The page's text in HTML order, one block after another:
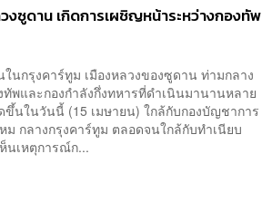
งซูดาน เกิดการเผชิญหน้าระหว่างกองทัพ
ในกรุงคาร์ทูม เมืองหลวงของซูดาน ท่ามกลาง
พและกองกำลังกึ่งทหารที่ดำเนินมานานหลาย
นในวันนี้ (15 เมษายน) ใกล้กับกองบัญชาการ
กลางกรุงคาร์ทูม ตลอดจนใกล้กับทำเนียบ
เหตุการณ์ก...